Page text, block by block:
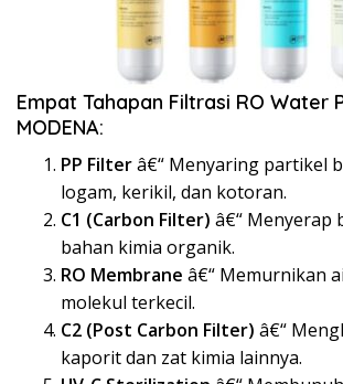
Empat Tahapan Filtrasi RO Water
MODENA:
PP Filterâ€“ Menyaring partikel
logam, kerikil, dan kotoran.
C1 (Carbon Filter) â€“ Menyerap
bahan kimia organik.
RO Membrane â€“ Memurnikan
molekul terkecil.
C2 (Post Carbon Filter) â€“
kaporit dan zat kimia lainnya.